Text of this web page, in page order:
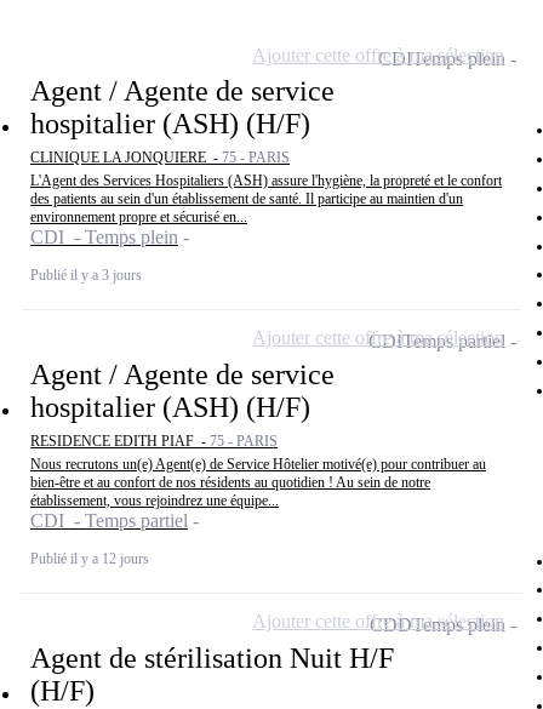
Agent / Agente de service
hospitalier (ASH) (H/F)
CLINIQUE LA JONQUIERE - 75 - PARIS
L'Agent des Services Hospitaliers (ASH) assure l'hygiène, la propreté et le confort
des patients au sein d'un établissement de santé. Il participe au maintien d'un
environnement propre et sécurisé en...
CDI - Temps plein
Publié il y a 3 jours
CDITemps plein
Ajouter cette offre à ma sélection
Agent / Agente de service
hospitalier (ASH) (H/F)
RESIDENCE EDITH PIAF - 75 - PARIS
Nous recrutons un(e) Agent(e) de Service Hôtelier motivé(e) pour contribuer au
bien-être et au confort de nos résidents au quotidien ! Au sein de notre
établissement, vous rejoindrez une équipe...
CDI - Temps partiel
Publié il y a 12 jours
CDITemps partiel
Ajouter cette offre à ma sélection
Agent de stérilisation Nuit H/F
(H/F)
CDDTemps plein
Ajouter cette offre à ma sélection